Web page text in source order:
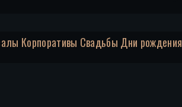
Корпоративы Свадьбы Дни рождения